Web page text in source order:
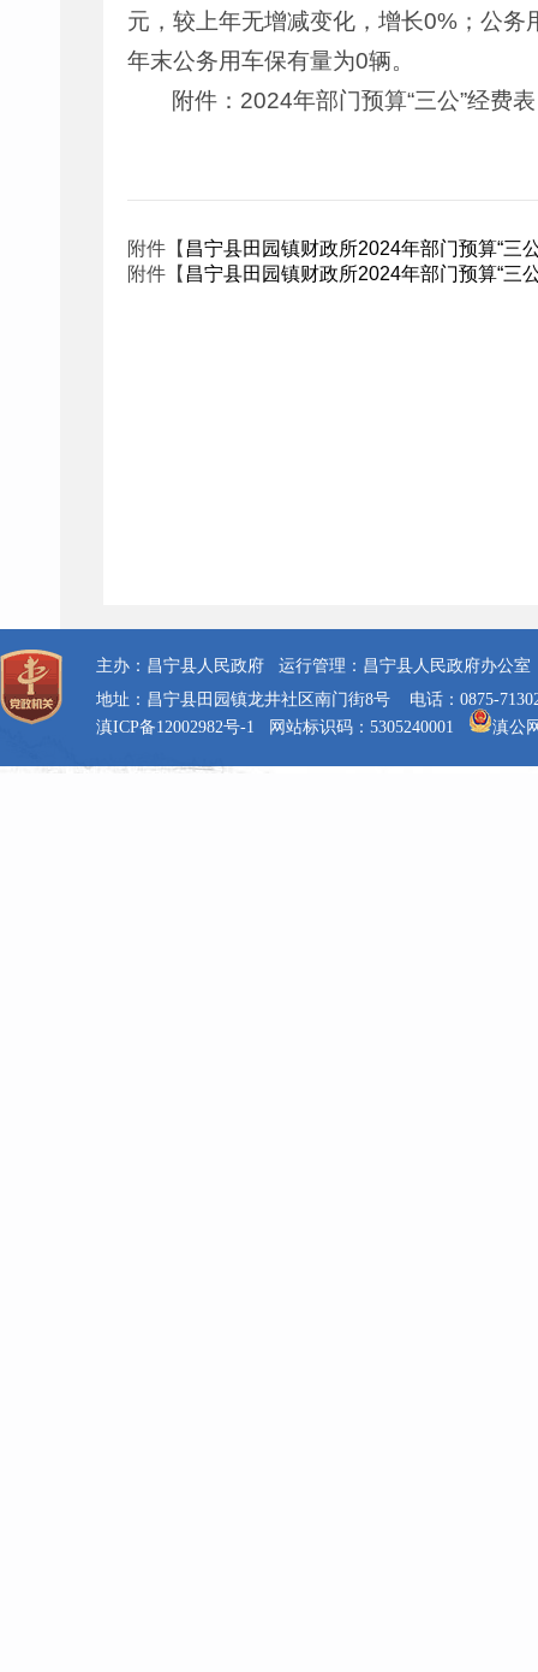
元，较上年无增减变化，增长0%；公
年末公务用车保有量为0辆。
附件：2024年部门预算“三公”经费表
附件【 昌宁县田园镇财政所2024年部门预算“三
附件【 昌宁县田园镇财政所2024年部门预算“三